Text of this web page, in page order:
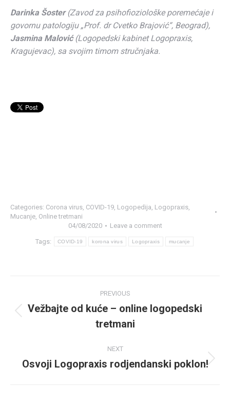
Darinka Šoster(Zavod za psihofioziološke poremećaje i
govornu patologiju „Prof. dr Cvetko Brajović“, Beograd),
Jasmina Malović (Logopedski kabinet Logopraxis,
Kragujevac), sa svojim timom stručnjaka.
Categories: Corona virus, COVID-19, Logopedija, Logopraxis,
Mucanje, Online tretmani
04/08/2020
Leave a comment
Tags: COVID-19 korona virus Logopraxis mucanje
navigation
PREVIOUS
post:
Vežbajte od kuće – online logopedski
tretmani
NEXT
Next
Osvoji Logopraxis rodjendanski poklon!